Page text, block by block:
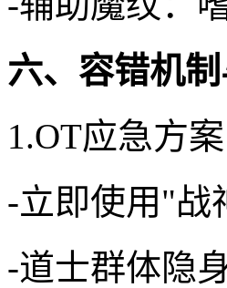
六、容错机
1.OT应急方案
-立即使用"战
-道士群体隐